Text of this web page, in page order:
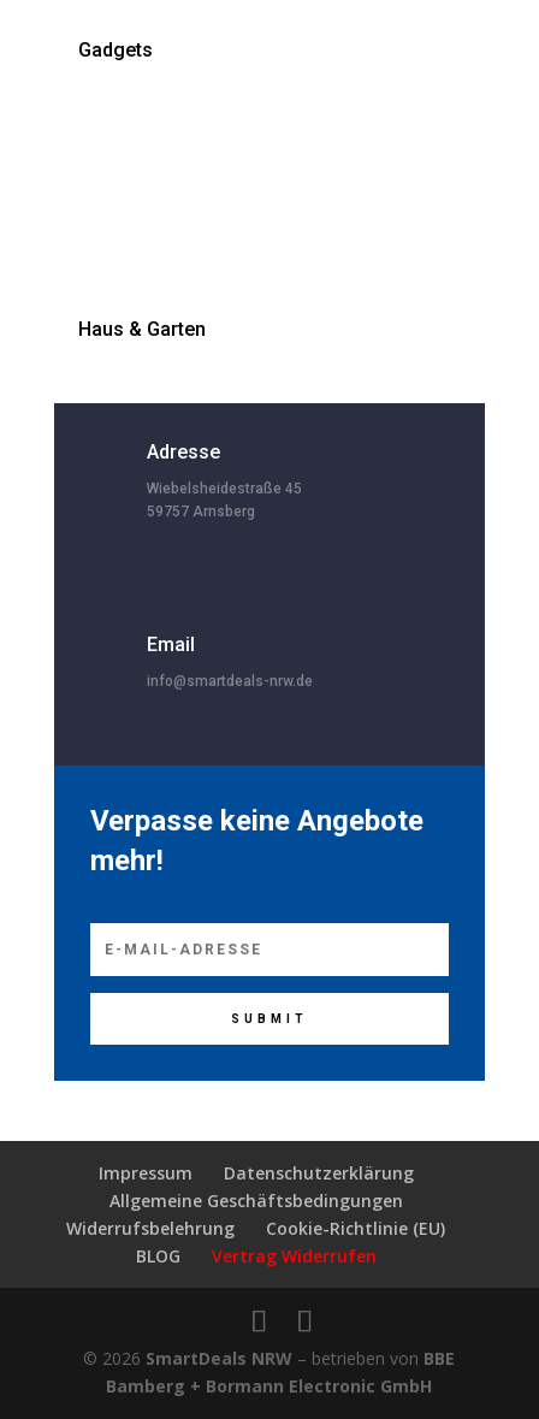
Gadgets
Haus & Garten
Adresse
Wiebelsheidestraße 45
59757 Arnsberg
Email
info@smartdeals-nrw.de
Verpasse keine Angebote
mehr!
SUBMIT
Impressum
Datenschutzerklärung
Allgemeine Geschäftsbedingungen
Widerrufsbelehrung
Cookie-Richtlinie (EU)
BLOG
Vertrag Widerrufen
© 2026 SmartDeals NRW – betrieben von BBE
Bamberg + Bormann Electronic GmbH